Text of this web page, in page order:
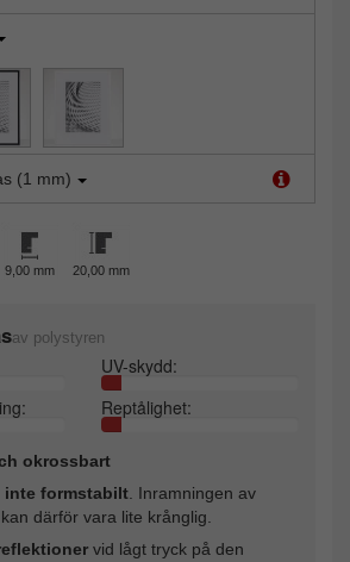
(1 mm)
9,00 mm 20,00 mm
av polystyren
UV-skydd:
Reptålighet:
okrossbart
inte formstabilt. Inramningen av
därför vara lite krånglig.
vid lågt tryck på den